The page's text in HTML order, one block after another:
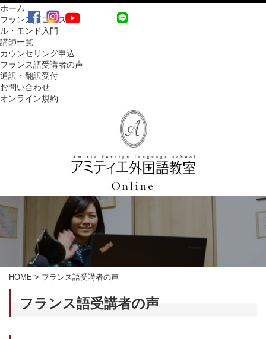
ホーム
フランス語コース
ル・モンド入門
講師一覧
カウンセリング申込
フランス語受講者の声
通訳・翻訳受付
お問い合わせ
オンライン規約
HOME > フランス語受講者の声
フランス語受講者の声